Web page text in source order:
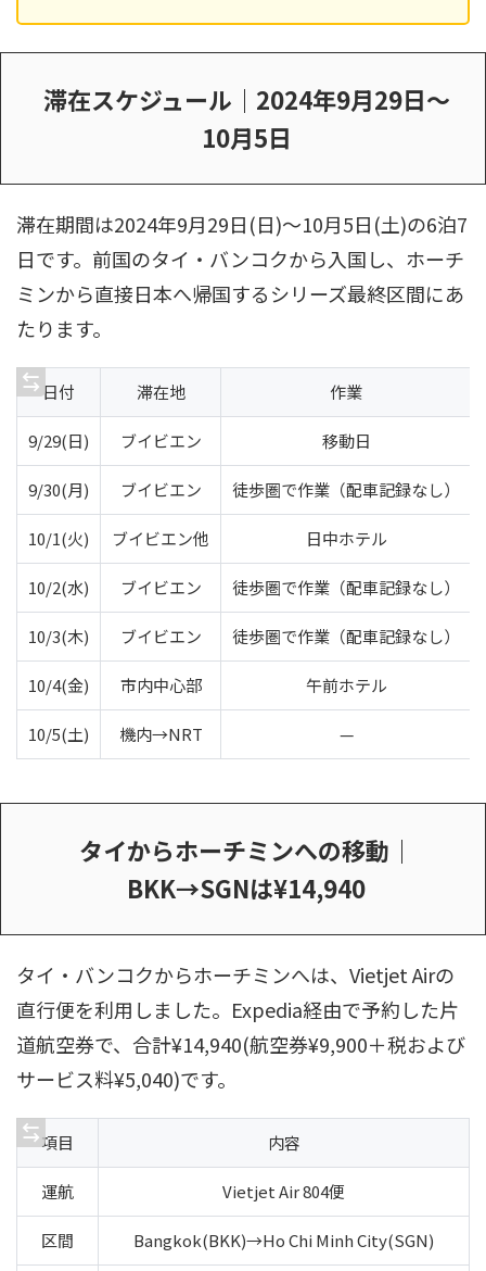
滞在スケジュール｜2024年9月29日〜
10月5日
滞在期間は2024年9月29日(日)〜10月5日(土)の6泊7
日です。前国のタイ・バンコクから入国し、ホーチ
ミンから直接日本へ帰国するシリーズ最終区間にあ
たります。
日付 滞在地 作業
9/29(日) ブイビエン 移動日
9/30(月) ブイビエン 徒歩圏で作業（配車記録なし）
10/1(火) ブイビエン他 日中ホテル
10/2(水) ブイビエン 徒歩圏で作業（配車記録なし）
10/3(木) ブイビエン 徒歩圏で作業（配車記録なし）
10/4(金) 市内中心部 午前ホテル
10/5(土) 機内→NRT —
タイからホーチミンへの移動｜
BKK→SGNは¥14,940
タイ・バンコクからホーチミンへは、Vietjet Airの
直行便を利用しました。Expedia経由で予約した片
道航空券で、合計¥14,940(航空券¥9,900＋税および
サービス料¥5,040)です。
項目 内容
運航 Vietjet Air 804便
区間 Bangkok(BKK)→Ho Chi Minh City(SGN)